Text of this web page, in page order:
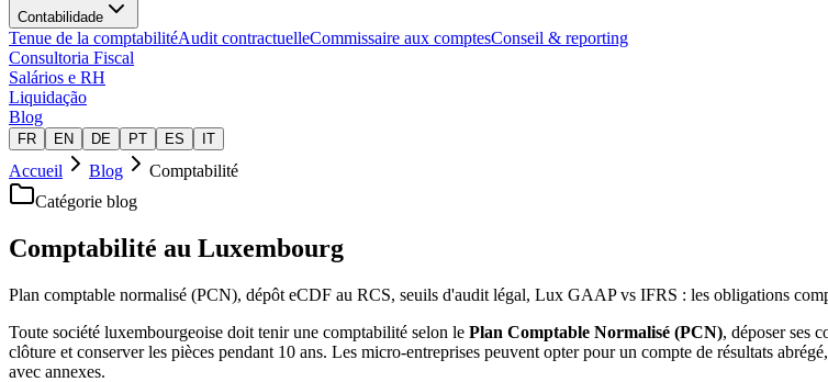
Contabilidade
Tenue de la comptabilitéAudit contractuelleCommissaire aux comptesConseil & reporting
Consultoria Fiscal
Salários e RH
Liquidação
Blog
FR EN DE PT ES IT
Accueil Blog
Comptabilité
Catégorie blog
Comptabilité au Luxembourg
Plan comptable normalisé (PCN), dépôt eCDF au RCS, seuils d'audit légal, Lux GAAP vs IFRS : les obligations
Toute société luxembourgeoise doit tenir une comptabilité selon le Plan Comptable Normalisé (PCN), déposer ses
clôture et conserver les pièces pendant 10 ans. Les micro-entreprises peuvent opter pour un compte de résultats
avec annexes.